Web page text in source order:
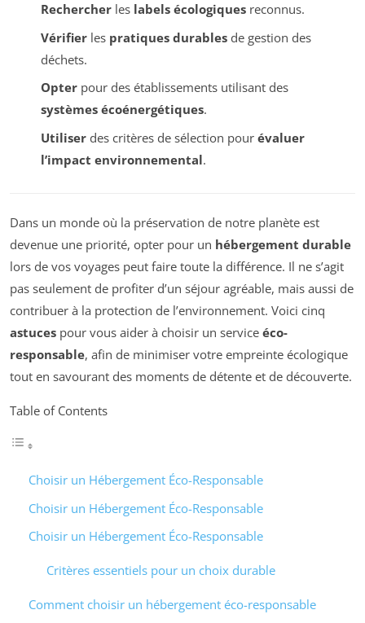
Rechercherles labels écologiquesreconnus.
Vérifierles pratiques durablesde gestion des
déchets.
Opterpour des établissements utilisant des
systèmes écoénergétiques.
Utiliserdes critères de sélection pour évaluer
l’impact environnemental.
Dans un monde où la préservation de notre planète est
devenue une priorité, opter pour un hébergement durable
lors de vos voyages peut faire toute la différence. Il ne s’agit
pas seulement de profiter d’un séjour agréable, mais aussi de
contribuer à la protection de l’environnement. Voici cinq
astuces pour vous aider à choisir un service éco-
responsable, afin de minimiser votre empreinte écologique
tout en savourant des moments de détente et de découverte.
Table of Contents
Choisir un Hébergement Éco-Responsable
Choisir un Hébergement Éco-Responsable
Choisir un Hébergement Éco-Responsable
Critères essentiels pour un choix durable
Comment choisir un hébergement éco-responsable